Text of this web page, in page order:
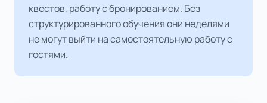
квестов, работу с бронированием. Без
структурированного обучения они неделями
не могут выйти на самостоятельную работу с
гостями.